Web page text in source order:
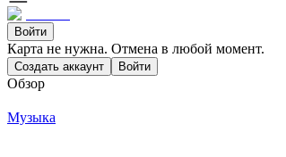
Войти
Карта не нужна. Отмена в любой момент.
Создать аккаунт Войти
Обзор
Музыка